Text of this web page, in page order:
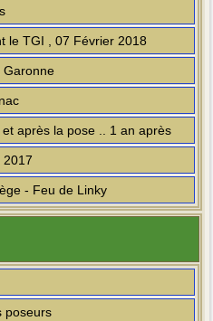
le TGI , 07 Février 2018
Garonne
après la pose .. 1 an après
2017
- Feu de Linky
poseurs